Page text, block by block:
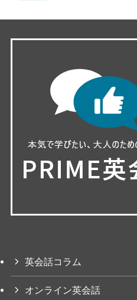
英会話コラム
オンライン英会話